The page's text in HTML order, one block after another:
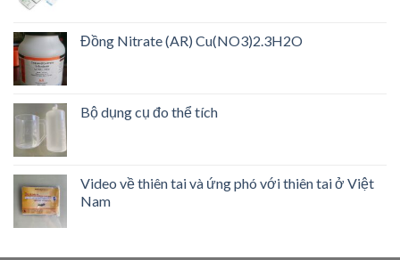
Đồng Nitrate (AR) Cu(NO3)2.3H2O
Bộ dụng cụ đo thể tích
Video về thiên tai và ứng phó với thiên tai ở Việt
Nam